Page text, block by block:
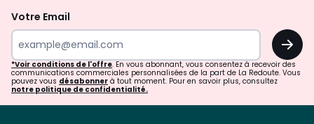
Votre Email
OK
*Voir conditions de l'offre. En vous abonnant, vous consentez à recevoir des
communications commerciales personnalisées de la part de La Redoute. Vous
pouvez vous désabonner à tout moment. Pour en savoir plus, consultez
notre politique de confidentialité.